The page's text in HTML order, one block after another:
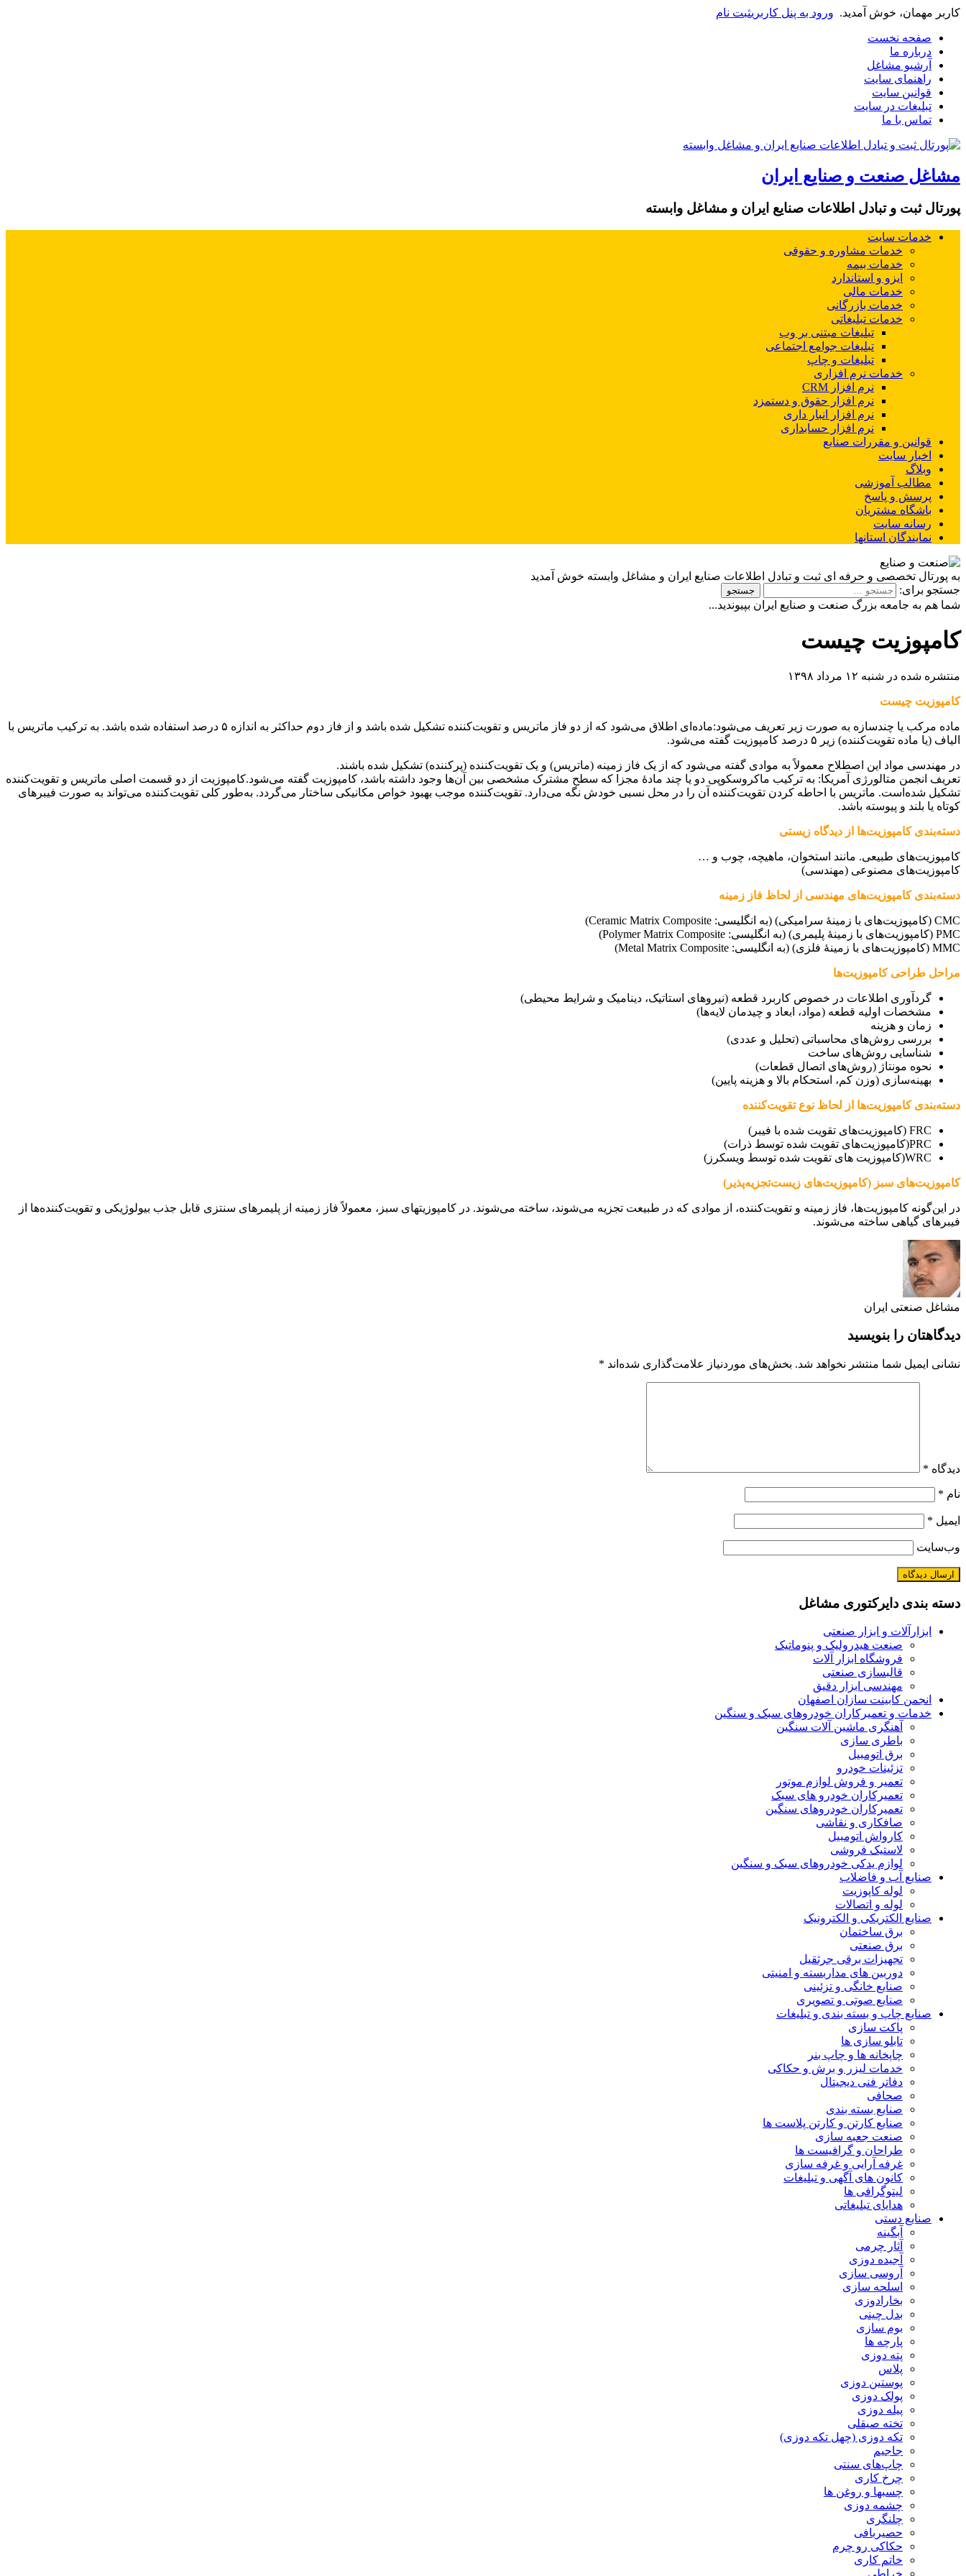
کاربر مهمان، خوش آمدید. ورود به پنل کاربریثبت نام
صفحه نخست
درباره ما
آرشیو مشاغل
راهنمای سایت
قوانین سایت
تبلیغات در سایت
تماس با ما
مشاغل صنعت و صنایع ایران
پورتال ثبت و تبادل اطلاعات صنایع ایران و مشاغل وابسته
خدمات سایت
خدمات مشاوره و حقوقی
خدمات بیمه
ایزو و استاندارد
خدمات مالی
خدمات بازرگانی
خدمات تبلیغاتی
تبلیغات مبتنی بر وب
تبلیغات جوامع اجتماعی
تبلیغات و چاپ
خدمات نرم افزاری
نرم افزار CRM
نرم افزار حقوق و دستمزد
نرم افزار انبار داری
نرم افزار حسابداری
قوانین و مقررات صنایع
اخبار سایت
وبلاگ
مطالب آموزشی
پرسش و پاسخ
باشگاه مشتریان
رسانه سایت
نمایندگان استانها
به پورتال تخصصی و حرفه ای ثبت و تبادل اطلاعات صنایع ایران و مشاغل وابسته خوش آمدید
جستجو برای:
شما هم به جامعه بزرگ صنعت و صنایع ایران بپیوندید...
کامپوزیت چیست
منتشره شده در شنبه ۱۲ مرداد ۱۳۹۸
کامپوزیت چیست
ماده مرکب یا چندسازه به صورت زیر تعریف می‌شود:ماده‌ای اطلاق می‌شود که از دو فاز ماتریس و تقویت‌کننده تشکیل شده باشد و از فاز دوم حداکثر به اندازه ۵ درصد استفاده شده باشد. به ترکیب ماتریس با
الیاف (یا ماده تقویت‌کننده) زیر ۵ درصد کامپوزیت گفته می‌شود.
در مهندسی مواد این اصطلاح معمولاً به موادی گفته می‌شود که از یک فاز زمینه (ماتریس) و یک تقویت‌کننده (پرکننده) تشکیل شده باشند.
تعریف انجمن متالورژی آمریکا: به ترکیب ماکروسکوپی دو یا چند مادهٔ مجزا که سطح مشترک مشخصی بین آن‌ها وجود داشته باشد، کامپوزیت گفته می‌شود.کامپوزیت از دو قسمت اصلی ماتریس و تقویت‌کننده
تشکیل شده‌است. ماتریس با احاطه کردن تقویت‌کننده آن را در محل نسبی خودش نگه می‌دارد. تقویت‌کننده موجب بهبود خواص مکانیکی ساختار می‌گردد. به‌طور کلی تقویت‌کننده می‌تواند به صورت فیبرهای
کوتاه یا بلند و پیوسته باشد.
دسته‌بندی کامپوزیت‌ها از دیدگاه زیستی
کامپوزیت‌های طبیعی. مانند استخوان، ماهیچه، چوب و …
کامپوزیت‌های مصنوعی (مهندسی)
دسته‌بندی کامپوزیت‌های مهندسی از لحاظ فاز زمینه
CMC (کامپوزیت‌های با زمینهٔ سرامیکی) (به انگلیسی: Ceramic Matrix Composite)
PMC (کامپوزیت‌های با زمینهٔ پلیمری) (به انگلیسی: Polymer Matrix Composite)
MMC (کامپوزیت‌های با زمینهٔ فلزی) (به انگلیسی: Metal Matrix Composite)
مراحل طراحی کامپوزیت‌ها
گردآوری اطلاعات در خصوص کاربرد قطعه (نیروهای استاتیک، دینامیک و شرایط محیطی)
مشخصات اولیه قطعه (مواد، ابعاد و چیدمان لایه‌ها)
زمان و هزینه
بررسی روش‌های محاسباتی (تحلیل و عددی)
شناسایی روش‌های ساخت
نحوه مونتاژ (روش‌های اتصال قطعات)
بهینه‌سازی (وزن کم، استحکام بالا و هزینه پایین)
دسته‌بندی کامپوزیت‌ها از لحاظ نوع تقویت‌کننده
FRC (کامپوزیت‌های تقویت شده با فیبر)
PRC(کامپوزیت‌های تقویت شده توسط ذرات)
WRC(کامپوزیت های تقویت شده توسط ویسکرز)
کامپوزیت‌های سبز (کامپوزیت‌های زیست‌تجزیه‌پذیر)
در این‌گونه کامپوزیت‌ها، فاز زمینه و تقویت‌کننده، از موادی که در طبیعت تجزیه می‌شوند، ساخته می‌شوند. در کامپوزیتهای سبز، معمولاً فاز زمینه از پلیمرهای سنتزی قابل جذب بیولوژیکی و تقویت‌کننده‌ها از
فیبرهای گیاهی ساخته می‌شوند.
مشاغل صنعتی ایران
دیدگاهتان را بنویسید
نشانی ایمیل شما منتشر نخواهد شد. بخش‌های موردنیاز علامت‌گذاری شده‌اند *
دیدگاه *
نام *
ایمیل *
وب‌سایت
دسته بندی دایرکتوری مشاغل
ابزارآلات و ابزار صنعتی
صنعت هیدرولیک و پنوماتیک
فروشگاه ابزار آلات
قالبسازی صنعتی
مهندسی ابزار دقیق
انجمن کابینت سازان اصفهان
خدمات و تعمیرکاران خودروهای سبک و سنگین
آهنگری ماشین آلات سنگین
باطری سازی
برق اتومبیل
تزئینات خودرو
تعمیر و فروش لوازم موتور
تعمیرکاران خودرو های سبک
تعمیرکاران خودروهای سنگین
صافکاری و نقاشی
کارواش اتومبیل
لاستیک فروشی
لوازم یدکی خودروهای سبک و سنگین
صنایع آب و فاضلاب
لوله کاپوزیت
لوله و اتصالات
صنایع الکتریکی و الکترونیک
برق ساختمان
برق صنعتی
تجهیزات برقی جرثقیل
دوربین های مداربسته و امنیتی
صنایع خانگی و تزئینی
صنایع صوتی و تصویری
صنایع چاپ و بسته بندی و تبلیغات
پاکت سازی
تابلو سازی ها
چاپخانه ها و چاپ بنر
خدمات لیزر و برش و حکاکی
دفاتر فنی دیجیتال
صحافی
صنایع بسته بندی
صنایع کارتن و کارتن پلاست ها
صنعت جعبه سازی
طراحان و گرافیست ها
غرفه آرایی و غرفه سازی
کانون های آگهی و تبلیغات
لیتوگرافی ها
هدایای تبلیغاتی
صنایع دستی
آبگینه
آثار چرمی
آجیده دوزی
آروسی سازی
اسلحه سازی
بخارادوزی
بدل چینی
بوم سازی
پارچه ها
پته دوزی
پلاس
پوستین دوزی
پولک دوزی
پیله دوزی
تخته صیقلی
تکه دوزی (چهل تکه دوزی)
جاجیم
چاپ‌های سنتی
چرخ کاری
چسبها و روغن ها
چشمه دوزی
چلنگری
حصیربافی
حکاکی رو چرم
خاتم کاری